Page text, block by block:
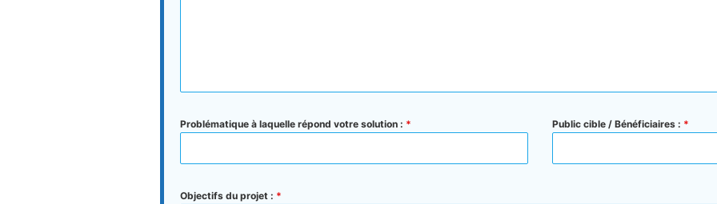
Problématique à laquelle répond votre solution : * Public cible / Bénéficiaires : *
Objectifs du projet : *